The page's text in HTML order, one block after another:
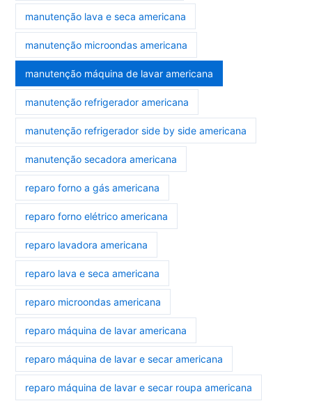
manutenção lava e seca americana
manutenção microondas americana
manutenção máquina de lavar americana
manutenção refrigerador americana
manutenção refrigerador side by side americana
manutenção secadora americana
reparo forno a gás americana
reparo forno elétrico americana
reparo lavadora americana
reparo lava e seca americana
reparo microondas americana
reparo máquina de lavar americana
reparo máquina de lavar e secar americana
reparo máquina de lavar e secar roupa americana